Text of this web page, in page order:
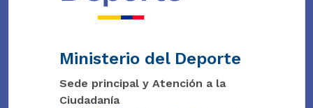
Ministerio del Deporte
Sede principal y Atención a la
Ciudadanía